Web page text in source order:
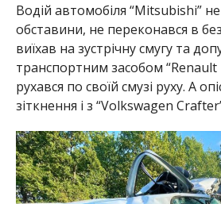
Водій автомобіля “Mitsubishi”
обставини, не переконався в
виїхав на зустрічну смугу та
транспортним засобом “Renault
рухався по своїй смузі руху. А
зіткнення і з “Volkswagen